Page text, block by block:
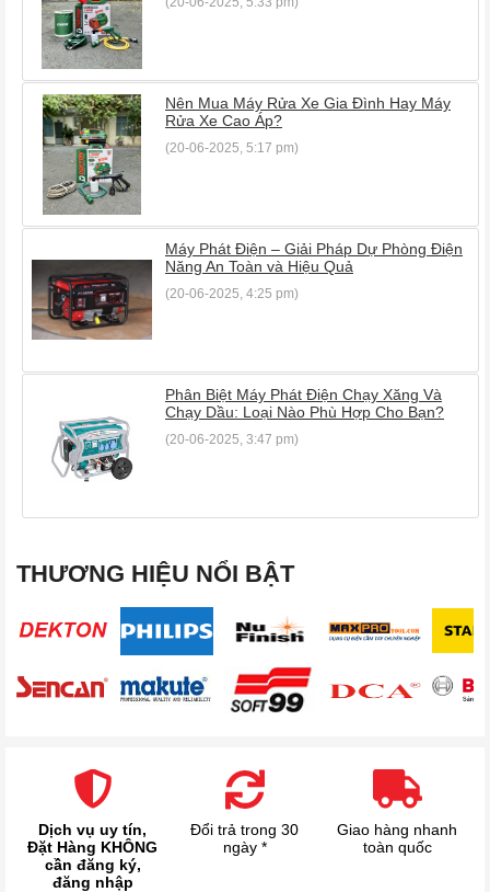
Nên Mua Máy Rửa Xe Gia Đình Hay Máy
Rửa Xe Cao Áp?
(20-06-2025, 5:17 pm)
Máy Phát Điện – Giải Pháp Dự Phòng Điện
Năng An Toàn và Hiệu Quả
(20-06-2025, 4:25 pm)
Phân Biệt Máy Phát Điện Chạy Xăng Và
Chạy Dầu: Loại Nào Phù Hợp Cho Bạn?
(20-06-2025, 3:47 pm)
THƯƠNG HIỆU NỔI BẬT
Dịch vụ uy tín,
Đặt Hàng KHÔNG
cần đăng ký,
đăng nhập
Đổi trả trong 30
ngày *
Giao hàng nhanh
toàn quốc